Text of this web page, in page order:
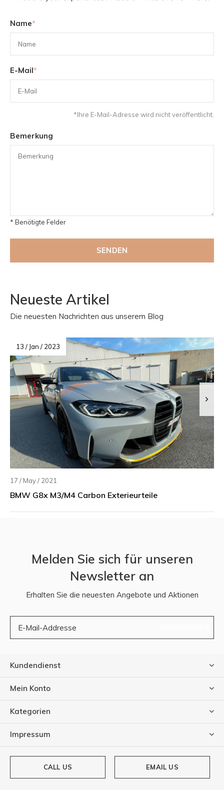
Name*
E-Mail*
*Ihre E-Mail-Adresse wird nicht veröffentlicht.
Bemerkung
* Benötigte Felder
SENDEN
Neueste Artikel
Die neuesten Nachrichten aus unserem Blog
13 / Jan / 2023
17 / May / 2021
BMW G8x M3/M4 Carbon Exterieurteile
Melden Sie sich für unseren
Newsletter an
Erhalten Sie die neuesten Angebote und Aktionen
Kundendienst
Mein Konto
Kategorien
Impressum
CALL US EMAIL US